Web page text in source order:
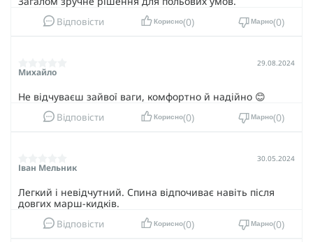
Відповісти Корисно 0 Марно 0
Михайло
29.08.2024
Не відчуваєш зайвої ваги, комфортно й надійно 😊
Відповісти Корисно 0 Марно 0
Іван Мельник
30.05.2024
Легкий і невідчутний. Спина відпочиває навіть після
довгих марш-кидків.
Відповісти Корисно 0 Марно 0